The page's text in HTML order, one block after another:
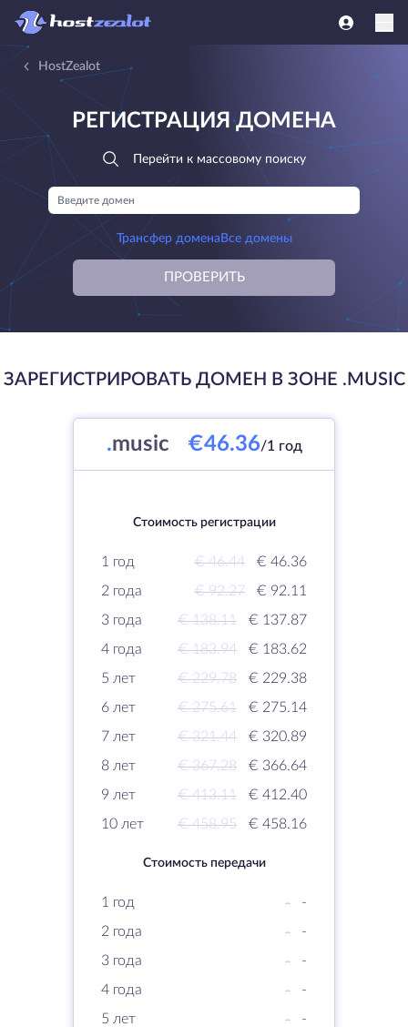
HostZealot
РЕГИСТРАЦИЯ ДОМЕНА
Перейти к массовому поиску
Трансфер домена Все домены
ПРОВЕРИТЬ
ЗАРЕГИСТРИРОВАТЬ ДОМЕН В ЗОНЕ .MUSIC
.music €46.36/1 год
Стоимость регистрации
1 год € 46.44
€ 46.36
2 года
€ 92.27
€ 92.11
3 года
€ 138.11
€ 137.87
4 года
€ 183.94
€ 183.62
5 лет
€ 229.78
€ 229.38
6 лет
€ 275.61
€ 275.14
7 лет
€ 321.44
€ 320.89
8 лет
€ 367.28
€ 366.64
9 лет
€ 413.11
€ 412.40
10 лет
€ 458.95 € 458.16
Стоимость передачи
1 год -
-
2 года
-
-
3 года
-
-
4 года
-
-
5 лет
-
-